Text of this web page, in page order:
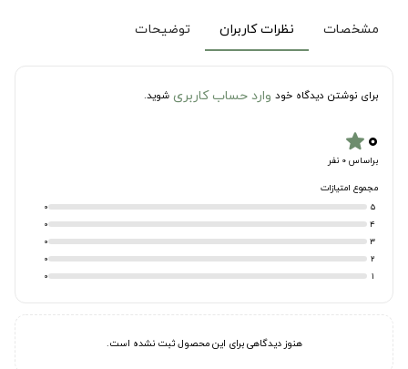
مشخصات نظرات کاربران توضیحات
برای نوشتن دیدگاه خود وارد حساب کاربری شوید.
۰star
براساس 0 نفر
مجموع امتیازات
5
0
4
0
3
0
2
0
1
0
هنوز دیدگاهی برای این محصول ثبت نشده است.